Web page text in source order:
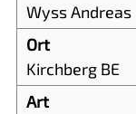
Wyss Andreas
Kirchberg BE